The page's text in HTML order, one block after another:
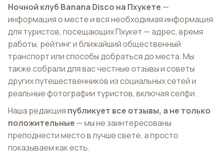
Ночной клуб Banana Disco на Пхукете —
информация о месте и вся необходимая информация
для туристов, посещающих Пхукет — адрес, время
работы, рейтинг и ближайший общественный
транспорт или способы добраться до места. Мы
также собрали для вас честные отзывы и советы
других путешественников из социальных сетей и
реальные фотографии туристов, включая селфи.
Наша редакция публикует все отзывы, а не только
положительные — мы не заинтересованы
преподнести место в лучше свете, а просто
показываем как есть.